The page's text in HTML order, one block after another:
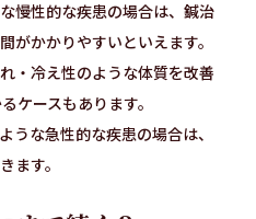
慢性的な疾患の場合は、鍼治
がかかりやすいといえます。
・冷え性のような体質を改善
ケースもあります。
うな急性的な疾患の場合は、
ます。